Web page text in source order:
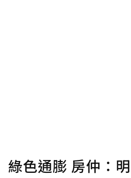
綠色通膨 房仲：